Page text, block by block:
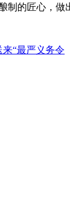
制的匠心，做
来“最严义务令